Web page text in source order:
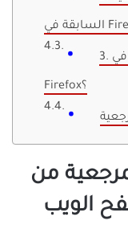
3. أين يتم تخزين الإشارات المرجعية في
Firefox؟
من